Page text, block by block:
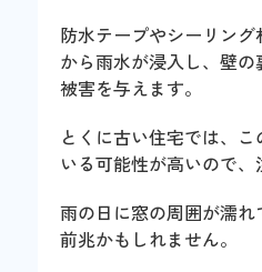
防水テープやシーリン
から雨水が浸入し、壁
被害を与えます。
とくに古い住宅では、
いる可能性が高いので、
雨の日に窓の周囲が濡
前兆かもしれません。